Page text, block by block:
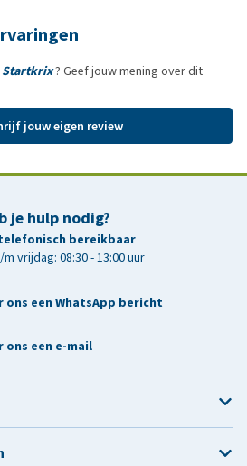
Startkrix? Geef jouw mening over dit
jouw eigen review
je hulp nodig?
bereikbaar
vrijdag: 08:30 - 13:00 uur
ons een WhatsApp bericht
ons een e-mail